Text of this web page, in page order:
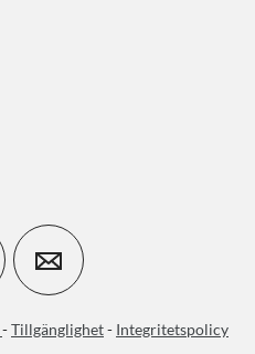
-Tillgänglighet- Integritetspolicy